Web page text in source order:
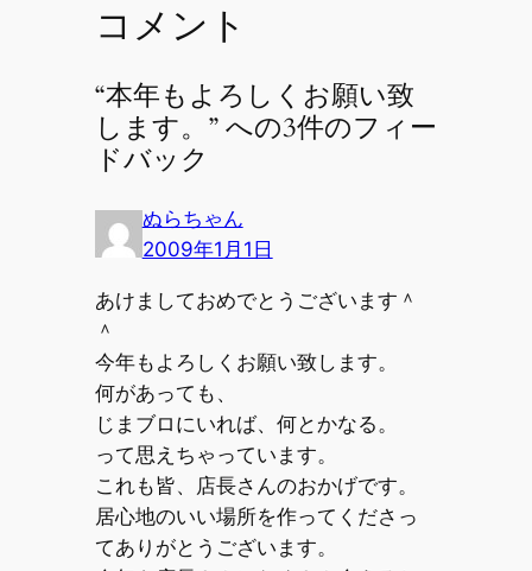
コメント
“本年もよろしくお願い致
します。” への3件のフィー
ドバック
ぬらちゃん
2009年1月1日
あけましておめでとうございます＾
＾
今年もよろしくお願い致します。
何があっても、
じまブロにいれば、何とかなる。
って思えちゃっています。
これも皆、店長さんのおかげです。
居心地のいい場所を作ってくださっ
てありがとうございます。